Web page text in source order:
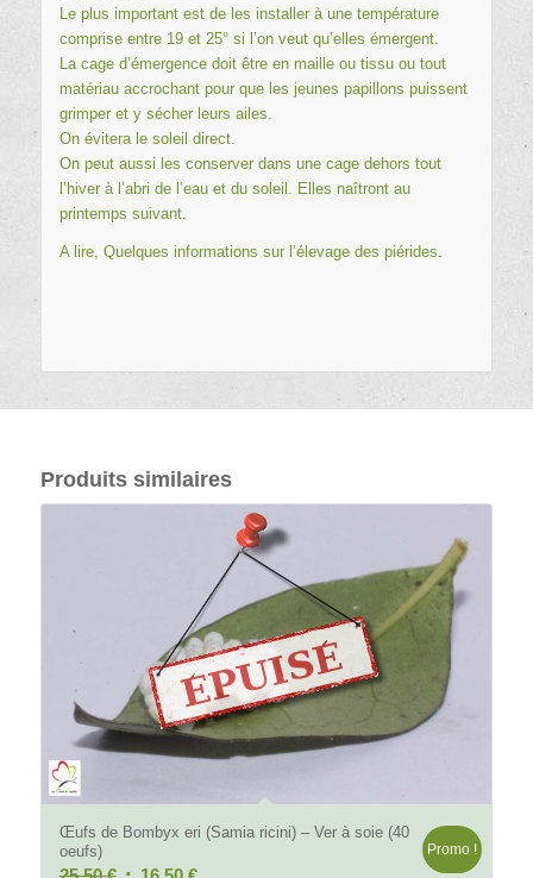
Le plus important est de les installer à une température
comprise entre 19 et 25° si l’on veut qu’elles émergent.
La cage d’émergence doit être en maille ou tissu ou tout
matériau accrochant pour que les jeunes papillons puissent
grimper et y sécher leurs ailes.
On évitera le soleil direct.
On peut aussi les conserver dans une cage dehors tout
l’hiver à l’abri de l’eau et du soleil. Elles naîtront au
printemps suivant.
A lire, Quelques informations sur l’élevage des piérides.
Produits similaires
Œufs de Bombyx eri (Samia ricini) – Ver à soie (40
oeufs)
Promo !